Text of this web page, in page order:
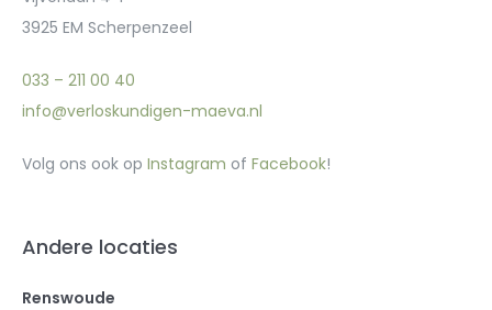
3925 EM Scherpenzeel
033 – 211 00 40
info@verloskundigen-maeva.nl
Volg ons ook op Instagram of Facebook!
Andere locaties
Renswoude